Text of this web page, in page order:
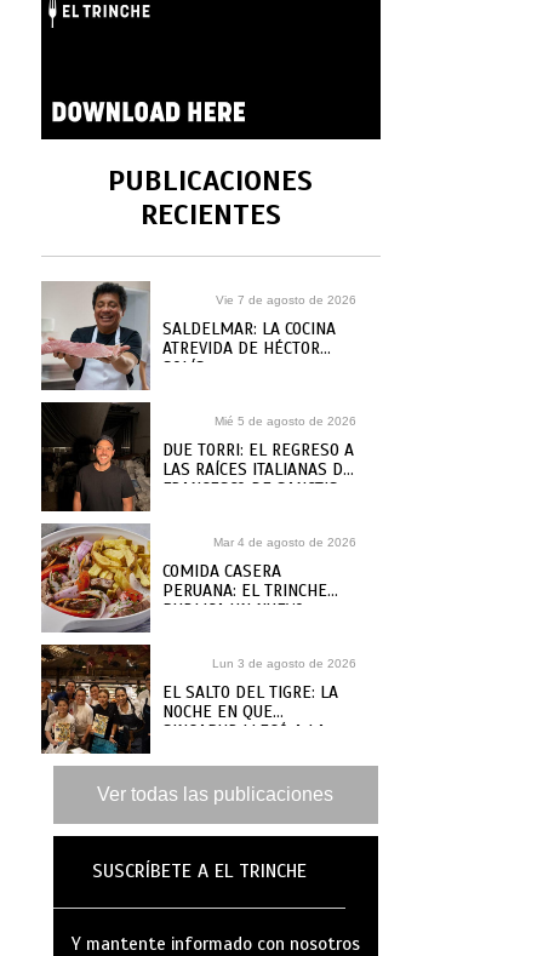
PUBLICACIONES
RECIENTES
Vie 7 de agosto de 2026
SALDELMAR: LA COCINA
ATREVIDA DE HÉCTOR
SOLÍS
Mié 5 de agosto de 2026
DUE TORRI: EL REGRESO A
LAS RAÍCES ITALIANAS DE
FRANCESCO DE SANCTIS
Mar 4 de agosto de 2026
COMIDA CASERA
PERUANA: EL TRINCHE
PUBLICA UN NUEVO
Lun 3 de agosto de 2026
EL SALTO DEL TIGRE: LA
NOCHE EN QUE
SINGAPUR LLEGÓ A LA
Ver todas las publicaciones
SUSCRÍBETE A EL TRINCHE
Y mantente informado con nosotros